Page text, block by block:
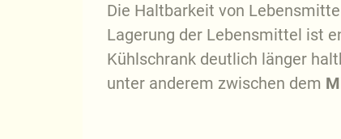
Die Haltbarkeit von
Lagerung der Lebensmittel ist
Kühlschrank deutlich länger
unter anderem zwischen dem